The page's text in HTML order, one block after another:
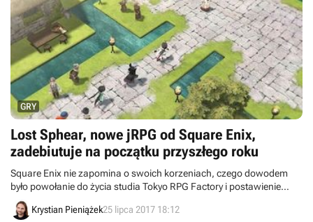
GRY
Lost Sphear, nowe jRPG od Square Enix,
zadebiutuje na początku przyszłego roku
Square Enix nie zapomina o swoich korzeniach, czego dowodem
było powołanie do życia studia Tokyo RPG Factory i postawienie
przed nim zadania tworzenia klasycznych gier jRPG. Po I Am
Setsuna przyszedł czas na Lost Sphear, którego premiera ma się
Krystian Pieniążek25 lipca 2017 18:12